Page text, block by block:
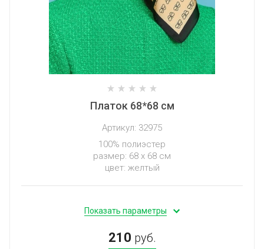
Платок 68*68 см
Артикул: 32975
100% полиэстер
размер: 68 х 68 см
цвет: желтый
Показать параметры
210 руб.